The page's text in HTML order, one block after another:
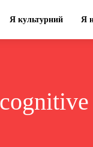
Я культурний Я